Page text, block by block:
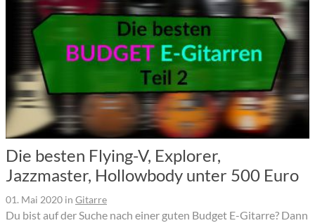
Die besten Flying-V, Explorer,
Jazzmaster, Hollowbody unter 500 Euro
01. Mai 2020 in Gitarre
Du bist auf der Suche nach einer guten Budget E-Gitarre? Dann